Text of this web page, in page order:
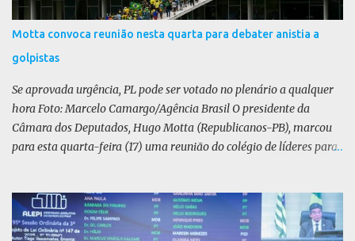
Motta convoca reunião nesta quarta para debater anistia a
golpistas
Se aprovada urgência, PL pode ser votado no plenário a qualquer
hora Foto: Marcelo Camargo/Agência Brasil O presidente da
Câmara dos Deputados, Hugo Motta (Republicanos-PB), marcou
para esta quarta-feira (17) uma reunião do colégio de líderes para
disse, em uma rede social, que a reunião vai “deliberar sobre a
urgência dos projetos que tratam do acontecido em 8 de janeiro de